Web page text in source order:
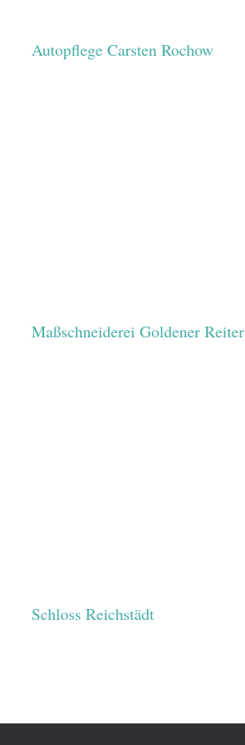
Autopflege Carsten Rochow
Maßschneiderei Goldener Reiter
Schloss Reichstädt